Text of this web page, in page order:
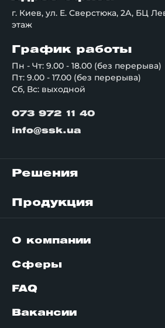
г. Киев, ул. Е. Сверстюка, 2А, БЦ
этаж
График работы
Пн - Чт: 9.00 - 18.00 (без перерыва)
Пт: 9.00 - 17.00 (без перерыва)
Сб, Вс: выходной
073 972 11 40
info@ssk.ua
Решения
Продукция
О компании
Сферы
FAQ
Вакансии